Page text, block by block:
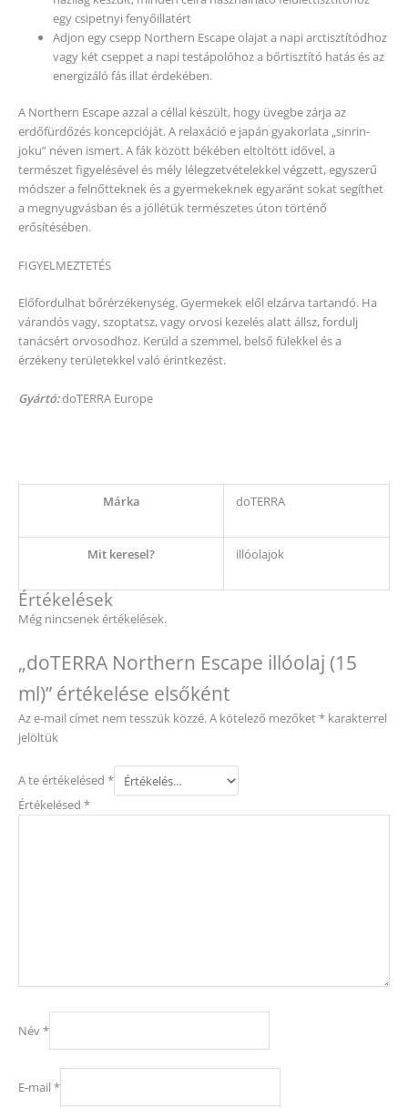
egy csipetnyi fenyőillatért
Adjon egy csepp Northern Escape olajat a napi arctisztítódhoz
vagy két cseppet a napi testápolóhoz a bőrtisztító hatás és az
energizáló fás illat érdekében.
A Northern Escape azzal a céllal készült, hogy üvegbe zárja az
erdőfürdőzés koncepcióját. A relaxáció e japán gyakorlata „sinrin-
joku” néven ismert. A fák között békében eltöltött idővel, a
természet figyelésével és mély lélegzetvételekkel végzett, egyszerű
módszer a felnőtteknek és a gyermekeknek egyaránt sokat segíthet
a megnyugvásban és a jóllétük természetes úton történő
erősítésében.
FIGYELMEZTETÉS
Előfordulhat bőrérzékenység. Gyermekek elől elzárva tartandó. Ha
várandós vagy, szoptatsz, vagy orvosi kezelés alatt állsz, fordulj
tanácsért orvosodhoz. Kerüld a szemmel, belső fülekkel és a
érzékeny területekkel való érintkezést.
Gyártó:doTERRA Europe
Márka doTERRA
Mit keresel? illóolajok
Értékelések
Még nincsenek értékelések.
„doTERRA Northern Escape illóolaj (15
ml)” értékelése elsőként
Az e-mail címet nem tesszük közzé.A kötelező mezőket* karakterrel
jelöltük
A te értékelésed *
Értékelésed *
Név*
E-mail *